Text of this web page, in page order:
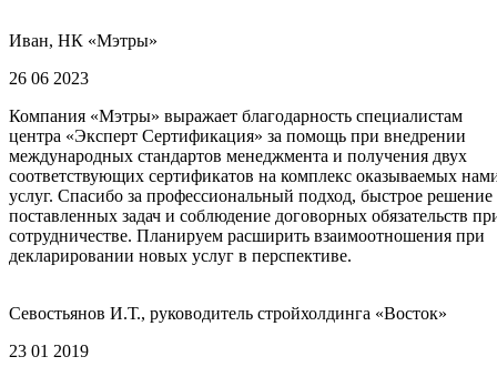
Иван, НК «Мэтры»
26 06 2023
Компания «Мэтры» выражает благодарность специалистам
центра «Эксперт Сертификация» за помощь при внедрении
международных стандартов менеджмента и получения двух
соответствующих сертификатов на комплекс оказываемых
услуг. Спасибо за профессиональный подход, быстрое решение
поставленных задач и соблюдение договорных обязательств
сотрудничестве. Планируем расширить взаимоотношения при
декларировании новых услуг в перспективе.
Севостьянов И.Т., руководитель стройхолдинга «Восток»
23 01 2019